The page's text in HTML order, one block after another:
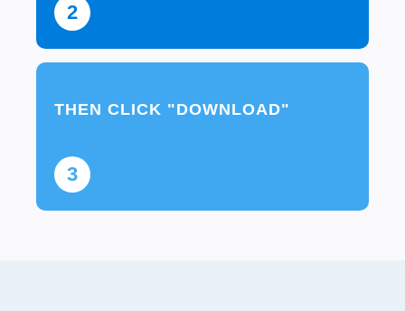
2
3
THEN CLICK "DOWNLOAD"